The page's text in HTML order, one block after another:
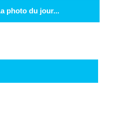
photo du jour...